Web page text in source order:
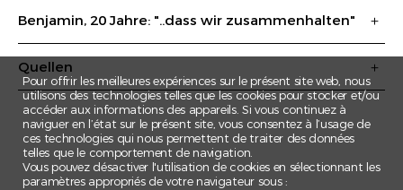
Benjamin, 20 Jahre: "..dass wir zusammenhalten"
Quellen
Pour offrir les meilleures expériences sur le présent site web, nous
utilisons des technologies telles que les cookies pour stocker et/ou
accéder aux informations des appareils. Si vous continuez à
naviguer en l’état sur le présent site, vous consentez à l’usage de
ces technologies qui nous permettent de traiter des données
telles que le comportement de navigation.
Vous pouvez désactiver l'utilisation de cookies en sélectionnant les
paramètres appropriés de votre navigateur sous :